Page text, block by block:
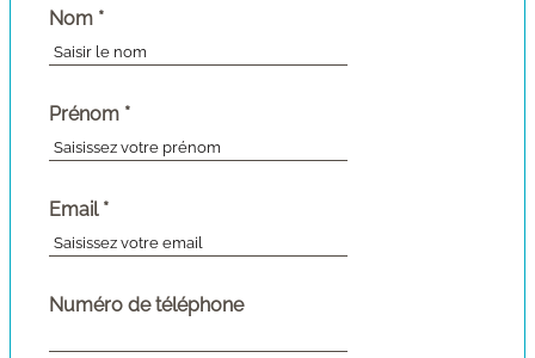
Nom *(champ
Prénom *(champ
Email*(champ
Numéro de téléphone